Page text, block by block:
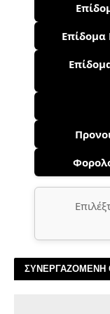
Επίδομα
ΣΥΝΕΡΓΑΖΟΜΕΝΗ